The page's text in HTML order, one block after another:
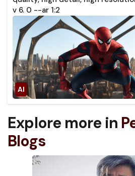
v 6. 0 --ar 1:2
Explore more in
Blogs